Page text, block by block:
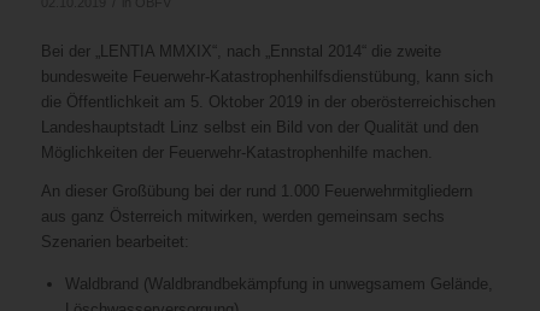
Bei der „LENTIA MMXIX“, nach „Ennstal 2014“ die zweite
bundesweite Feuerwehr-Katastrophenhilfsdienstübung, kann sich
die Öffentlichkeit am 5. Oktober 2019 in der oberösterreichischen
Landeshauptstadt Linz selbst ein Bild von der Qualität und den
Möglichkeiten der Feuerwehr-Katastrophenhilfe machen.
An dieser Großübung bei der rund 1.000 Feuerwehrmitgliedern
aus ganz Österreich mitwirken, werden gemeinsam sechs
Szenarien bearbeitet:
Waldbrand (Waldbrandbekämpfung in unwegsamem Gelände,